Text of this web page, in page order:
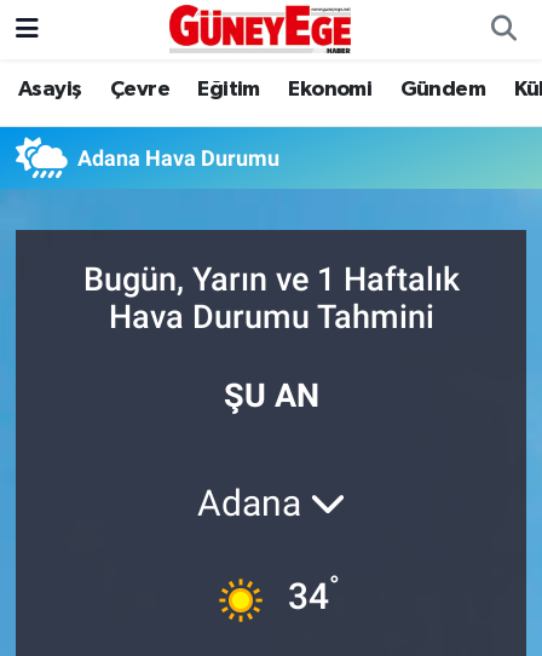
Asayiş Çevre Eğitim Ekonomi Gündem
Adana Hava Durumu
Bugün, Yarın ve 1 Haftalık
Hava Durumu Tahmini
ŞU AN
Adana
34°
Asayiş
Çevre
Ekonomi
İstanbul Hava Durumu
İstanbul Trafik Yoğunluk Haritası
Tüm Manşetler